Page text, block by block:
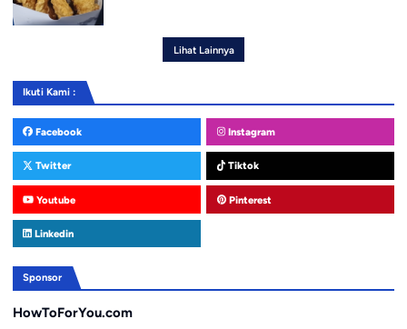
Lihat Lainnya
Ikuti Kami :
Facebook Instagram
Twitter Tiktok
Youtube Pinterest
Linkedin
Sponsor
HowToForYou.com